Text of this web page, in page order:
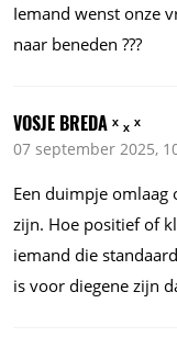
Iemand wenst onze
naar beneden ???
VOSJE BREDA ˣ ₓ ˣ
07 september 2025,
Een duimpje omlaag
zijn. Hoe positief of
iemand die
is voor diegene zijn